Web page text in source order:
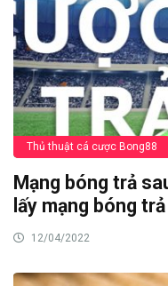
Thủ thuật cá cược Bong88
Mạng bóng trả
lấy mạng bóng
12/04/2022